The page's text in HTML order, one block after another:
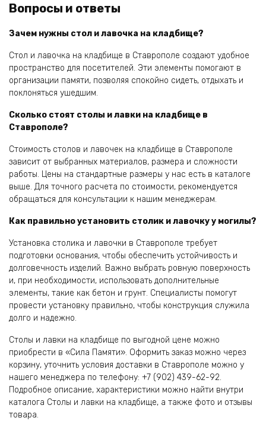
Вопросы и ответы
Зачем нужны стол и лавочка на кладбище?
Стол и лавочка на кладбище в Ставрополе создают удобное
пространство для посетителей. Эти элементы помогают в
организации памяти, позволяя спокойно сидеть, отдыхать и
поклоняться ушедшим.
Сколько стоят столы и лавки на кладбище в
Ставрополе?
Стоимость столов и лавочек на кладбище в Ставрополе
зависит от выбранных материалов, размера и сложности
работы. Цены на стандартные размеры у нас есть в каталоге
выше. Для точного расчета по стоимости, рекомендуется
обращаться для консультации к нашим менеджерам.
Как правильно установить столик и лавочку у могилы?
Установка столика и лавочки в Ставрополе требует
подготовки основания, чтобы обеспечить устойчивость и
долговечность изделий. Важно выбрать ровную поверхность
и, при необходимости, использовать дополнительные
элементы, такие как бетон и грунт. Специалисты помогут
провести установку правильно, чтобы конструкция служила
долго и надежно.
Столы и лавки на кладбище по выгодной цене можно
приобрести в «Сила Памяти». Оформить заказ можно через
корзину, уточнить условия доставки в Ставрополе можно у
нашего менеджера по телефону: +7 (902) 439-62-92.
Подробное описание, характеристики можно найти внутри
каталога Столы и лавки на кладбище, а также фото и отзывы
товара.